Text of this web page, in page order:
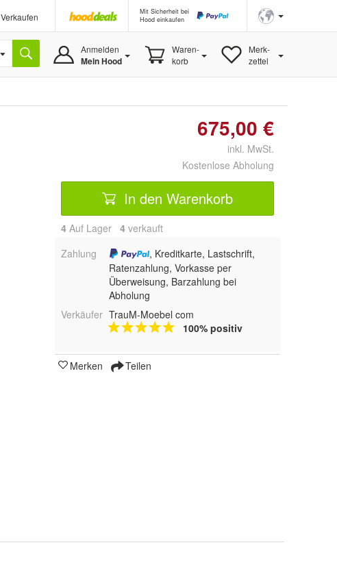
Verkaufen
Mit Sicherheit bei
Hood einkaufen
Anmelden
Mein Hood
Waren-
korb
Merk-
zettel
675,00 €
inkl. MwSt.
Kostenlose Abholung
In den Warenkorb
4 Auf Lager 4 verkauft
Zahlung
, Kreditkarte, Lastschrift,
Ratenzahlung, Vorkasse per
Überweisung, Barzahlung bei
Abholung
Verkäufer TrauM-Moebel com
100% positiv
Merken Teilen